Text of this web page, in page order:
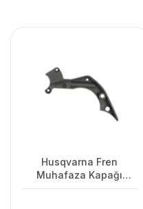
Husqvarna Fren
Muhafaza Kapağı